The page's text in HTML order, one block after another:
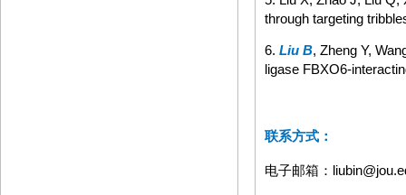
through targeting
6. Liu B, Zheng Y,
ligase FBXO6-
联系方式：
电子邮箱：